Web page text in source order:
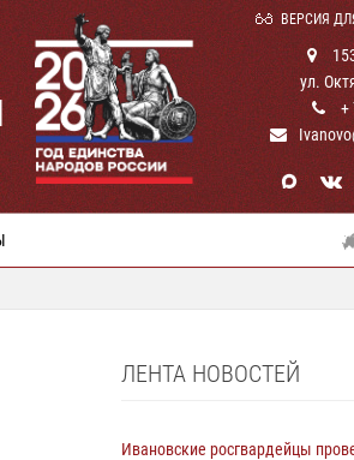
ВЕРСИЯ
ул.
+
ЛЕНТА НОВОСТЕЙ
Ивановские росгвардейцы